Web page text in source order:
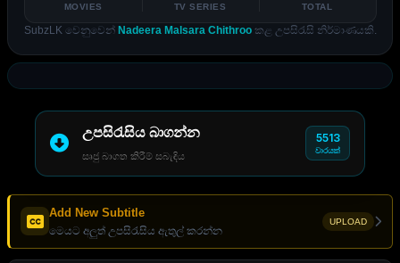
MOVIES TV SERIES TOTAL
SubzLK වෙනුවෙන් Nadeera Malsara Chithrooකළ උපසිරැසි නිර්මාණයකි.
උපසිරැසිය බාගන්න
සෘජු බාගත කිරීම් සබැඳිය
5513
වාරයක්
Add New Subtitle
මෙයට අලුත් උපසිරැසිය ඇතුල් කරන්න
UPLOAD